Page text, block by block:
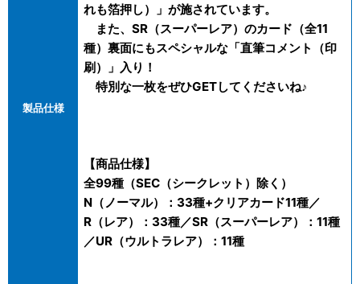
製品仕様
れも箔押し）」が施されています。
また、SR（スーパーレア）のカード（全11
種）裏面にもスペシャルな「直筆コメント（印
刷）」入り！
特別な一枚をぜひGETしてくださいね♪
【商品仕様】
全99種（SEC（シークレット）除く）
N（ノーマル）：33種+クリアカード11種／
R（レア）：33種／SR（スーパーレア）：11種
／UR（ウルトラレア）：11種